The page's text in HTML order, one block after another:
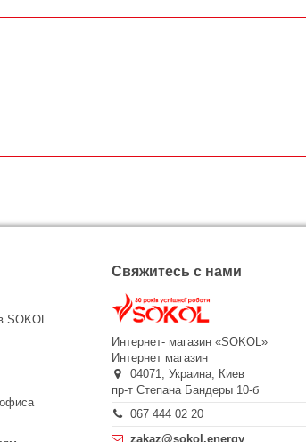
SOKOL
офиса
Свяжитесь с нами
Интернет- магазин «SOKOL»
Интернет магазин
04071,Украина, Киев
пр-т Степана Бандеры 10-б
067 444 02 20
zakaz@sokol.energy